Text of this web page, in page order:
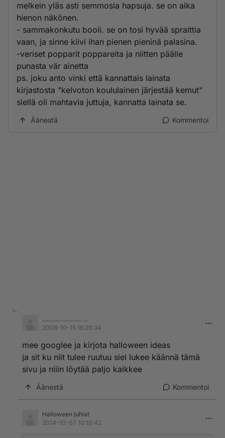
melkein yläs asti semmosia hapsuja. se on aika
hienon näkönen.
- sammakonkutu booli. se on tosi hyvää spraittia
vaan, ja sinne kiivi ihan pienen pieninä palasina.
-veriset popparit poppareita ja niitten päälle
punasta vär ainetta
ps. joku anto vinki että kannattais lainata
kirjastosta "kelvoton koululainen järjestää kemut"
siellä oli mahtavia juttuja, kannatta lainata se.
Äänestä Kommentoi
.......................... ...
2008-10-15 16:20:34
mee googlee ja kirjota halloween ideas
ja sit ku niit tulee ruutuu siel lukee käännä tämä
sivu ja niiin löytää paljo kaikkee
Äänestä Kommentoi
Halloween juhlat
2014-10-07 10:10:42